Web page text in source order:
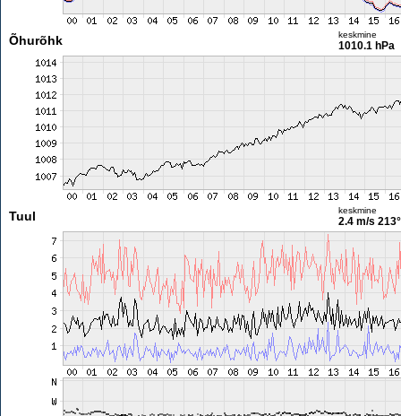
Õhurõhk keskmine
1010.1 hPa
Tuul keskmine
2.4 m/s 213°